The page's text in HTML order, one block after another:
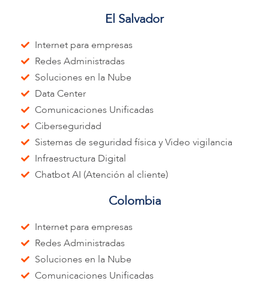
El Salvador
Internet para empresas
Redes Administradas
Soluciones en la Nube
Data Center
Comunicaciones Unificadas
Ciberseguridad
Sistemas de seguridad física y Video vigilancia
Infraestructura Digital
Chatbot AI (Atención al cliente)
Colombia
Internet para empresas
Redes Administradas
Soluciones en la Nube
Comunicaciones Unificadas